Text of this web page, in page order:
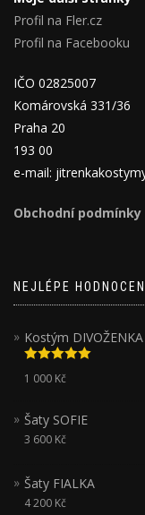
Profil na Fler.cz
Profil na Facebooku
IČO 02825007
Komárovská 331/36
Praha 20
193 00
e-mail:
Obchodní podmínky
NEJLÉPE
Kostým
Hodnocení
5.00z 5
1 000 Kč
Šaty SOFIE
3 600 Kč
Šaty FIALKA
4 200 Kč